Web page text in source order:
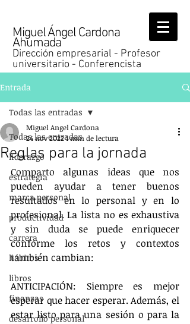
Miguel Ángel Cardona
Ahumada
Dirección empresarial - Profesor
universitario - Conferencista
Entrada
Todas las entradas
liderazgo
estrategia
marca personal
productividad
carrera
hábitos
libros
finanzas
desarrollo personal
Todas las entradas
Reglas para la jornada
Miguel Angel Cardona
24 nov 20221 min de lectura
Comparto algunas ideas que nos
pueden ayudar a tener buenos
resultados en lo personal y en lo
profesional. La lista no es exhaustiva
y sin duda se puede enriquecer
conforme los retos y contextos
también cambian:
ANTICIPACIÓN: Siempre es mejor
esperar que hacer esperar. Además, el
estar listo para una sesión o para la